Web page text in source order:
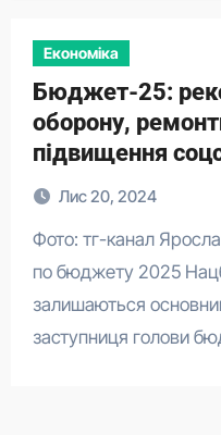
Економіка
Бюджет-25:
оборону,
підвищення
Лис 20, 2024
Фото: тг-канал Ярослава Залізняка Голосовання
по бюджету 2025
залишаються
заступниця голови